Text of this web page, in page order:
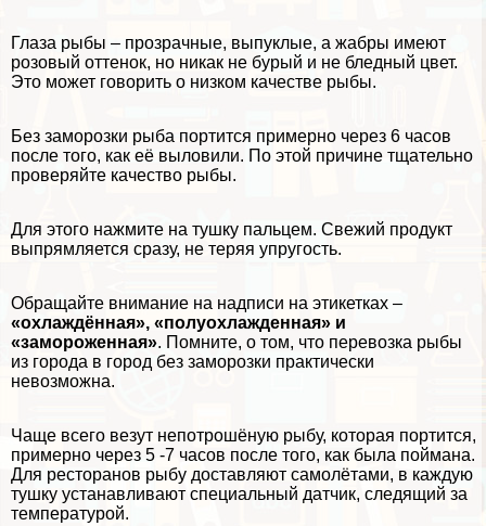
Глаза рыбы – прозрачные, выпуклые, а жабры имеют
розовый оттенок, но никак не бурый и не бледный цвет.
Это может говорить о низком качестве рыбы.
Без заморозки рыба портится примерно через 6 часов
после того, как её выловили. По этой причине тщательно
проверяйте качество рыбы.
Для этого нажмите на тушку пальцем. Свежий продукт
выпрямляется сразу, не теряя упругость.
Обращайте внимание на надписи на этикетках –
«охлаждённая», «полуохлажденная» и
«замороженная». Помните, о том, что перевозка рыбы
из города в город без заморозки пpaктически
невозможна.
Чаще всего везут непотрошёную рыбу, которая портится,
примерно через 5 -7 часов после того, как была поймана.
Для ресторанов рыбу доставляют самолётами, в каждую
тушку устанавливают специальный датчик, следящий за
температурой.